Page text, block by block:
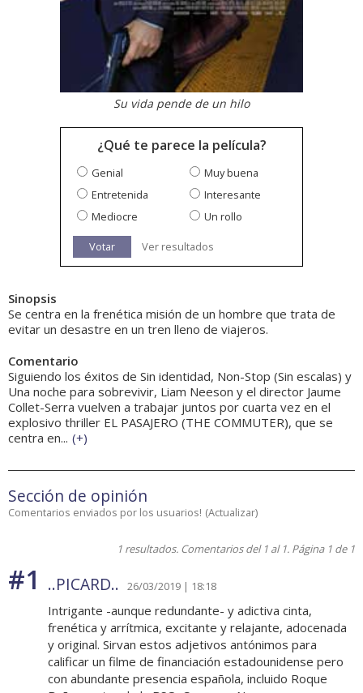
Su vida pende de un hilo
¿Qué te parece la película?
Genial
Muy buena
Entretenida
Interesante
Mediocre
Un rollo
Votar Ver resultados
Sinopsis
Se centra en la frenética misión de un hombre que trata de
evitar un desastre en un tren lleno de viajeros.
Comentario
Siguiendo los éxitos de Sin identidad, Non-Stop (Sin escalas) y
Una noche para sobrevivir, Liam Neeson y el director Jaume
Collet-Serra vuelven a trabajar juntos por cuarta vez en el
explosivo thriller EL PASAJERO (THE COMMUTER), que se
centra en... (+)
Sección de opinión
Comentarios enviados por los usuarios! (Actualizar)
1 resultados. Comentarios del 1 al 1. Página 1 de 1
#1 ..PICARD.. 26/03/2019 | 18:18
Intrigante -aunque redundante- y adictiva cinta,
frenética y arrítmica, excitante y relajante, adocenada
y original. Sirvan estos adjetivos antónimos para
calificar un filme de financiación estadounidense pero
con abundante presencia española, incluido Roque